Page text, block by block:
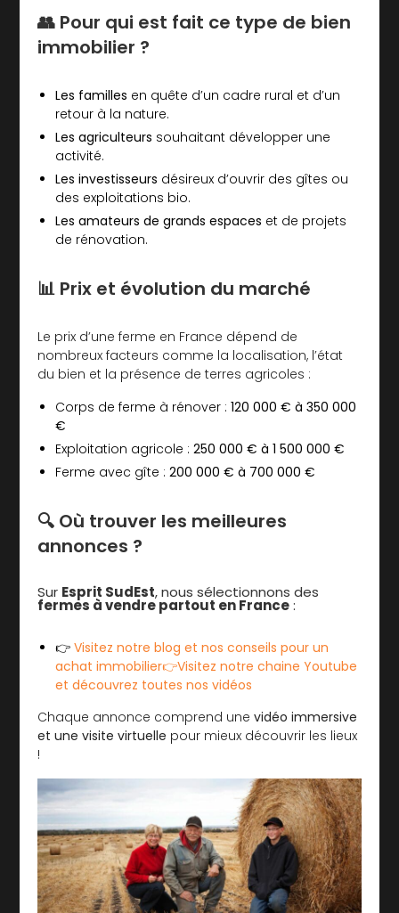
👥 Pour qui est fait ce type de bien
immobilier ?
Les familles en quête d’un cadre rural et d’un
retour à la nature.
Les agriculteurs souhaitant développer une
activité.
Les investisseurs désireux d’ouvrir des gîtes ou
des exploitations bio.
Les amateurs de grands espaces et de projets
de rénovation.
📊 Prix et évolution du marché
Le prix d’une ferme en France dépend de
nombreux facteurs comme la localisation, l’état
du bien et la présence de terres agricoles :
Corps de ferme à rénover :120 000 € à 350 000
€
Exploitation agricole :250 000 € à 1 500 000 €
Ferme avec gîte :200 000 € à 700 000 €
🔍 Où trouver les meilleures
annonces ?
Sur Esprit SudEst, nous sélectionnons des
fermes à vendre partout en France:
👉Visitez notre blog et nos conseils pour un
achat immobilier👉Visitez notre chaine Youtube
et découvrez toutes nos vidéos
Chaque annonce comprend unevidéo immersive
et une visite virtuelle pour mieux découvrir les lieux
!